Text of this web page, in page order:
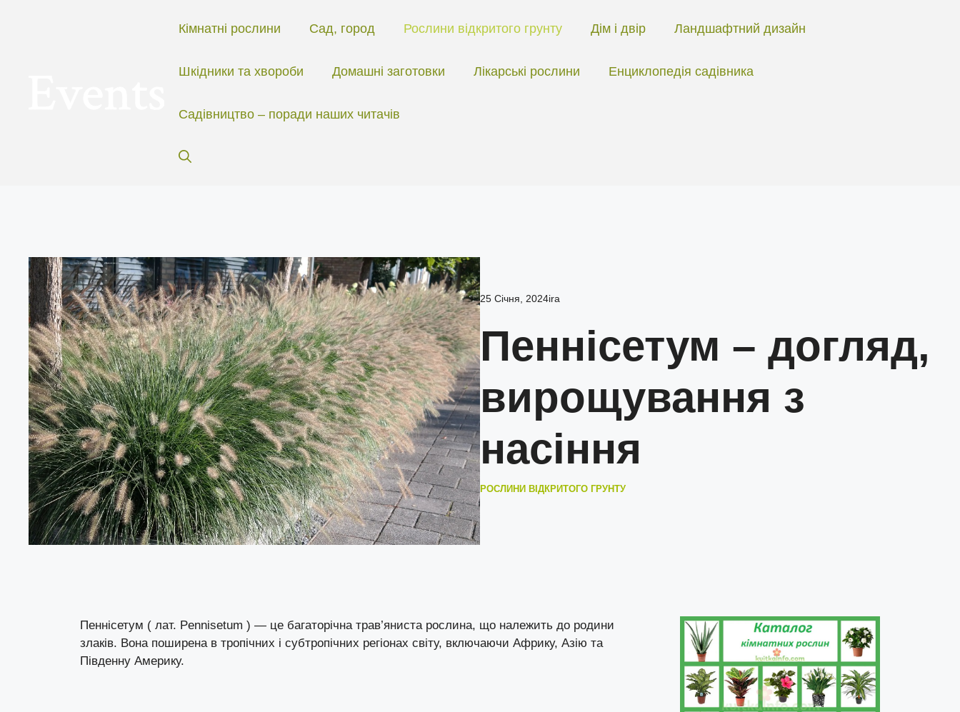
Кімнатні рослини Сад, город Рослини відкритого грунту Дім і двір Ландшафтний дизайн
Шкідники та хвороби Домашні заготовки Лікарські рослини Енциклопедія садівника
Садівництво – поради наших читачів
25 Січня, 2024ira
Пеннісетум – догляд,
вирощування з
насіння
РОСЛИНИ ВІДКРИТОГО ГРУНТУ
Пеннісетум ( лат. Pennisetum ) — це багаторічна трав’яниста рослина, що належить до родини
злаків. Вона поширена в тропічних і субтропічних регіонах світу, включаючи Африку, Азію та
Південну Америку.